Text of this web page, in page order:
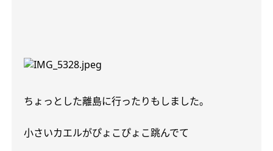
ちょっとした離島に行ったりもしました。
小さいカエルがぴょこぴょこ跳んでて